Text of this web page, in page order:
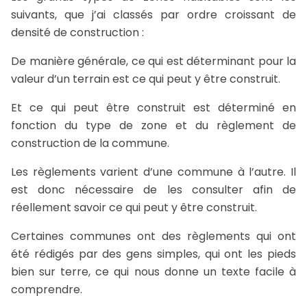
suivants, que j’ai classés par ordre croissant de
densité de construction :
De manière générale, ce qui est déterminant pour la
valeur d’un terrain est ce qui peut y être construit.
Et ce qui peut être construit est déterminé en
fonction du type de zone et du règlement de
construction de la commune.
Les règlements varient d’une commune à l’autre. Il
est donc nécessaire de les consulter afin de
réellement savoir ce qui peut y être construit.
Certaines communes ont des règlements qui ont
été rédigés par des gens simples, qui ont les pieds
bien sur terre, ce qui nous donne un texte facile à
comprendre.